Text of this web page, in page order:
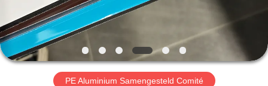
NEEM
CONTACT
MET
ONS
PE Aluminium Samengesteld Comité